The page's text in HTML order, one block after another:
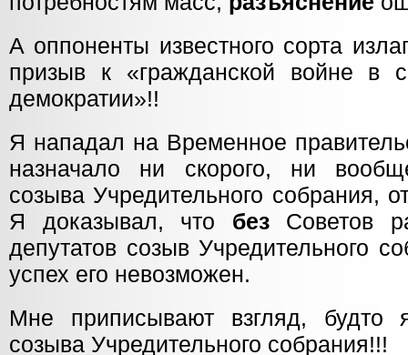
А оппоненты известного сорта
призыв к «гражданской войне в
демократии»!!
Я нападал на Временное
назначало ни скорого, ни
созыва Учредительного собрания,
Я доказывал, что безСоветов
депутатов созыв Учредительного
успех его невозможен.
Мне приписывают взгляд, будто
созыва Учредительного собрания!!!